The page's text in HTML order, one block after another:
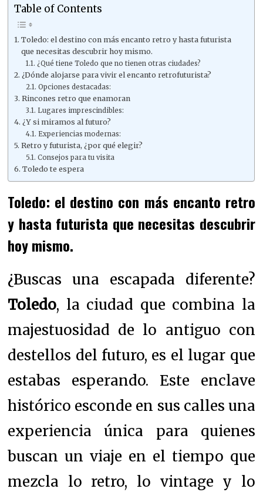
Table of Contents
Toledo: el destino con más encanto retro y hasta futurista
que necesitas descubrir hoy mismo.
¿Qué tiene Toledo que no tienen otras ciudades?
¿Dónde alojarse para vivir el encanto retrofuturista?
Opciones destacadas:
Rincones retro que enamoran
Lugares imprescindibles:
¿Y si miramos al futuro?
Experiencias modernas:
Retro y futurista, ¿por qué elegir?
Consejos para tu visita
Toledo te espera
Toledo: el destino con más encanto retro
y hasta futurista que necesitas descubrir
hoy mismo.
¿Buscas una escapada diferente?
Toledo, la ciudad que combina la
majestuosidad de lo antiguo con
destellos del futuro, es el lugar que
estabas esperando. Este enclave
histórico esconde en sus calles una
experiencia única para quienes
buscan un viaje en el tiempo que
mezcla lo retro, lo vintage y lo